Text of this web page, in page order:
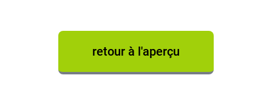
retour à l'aperçu